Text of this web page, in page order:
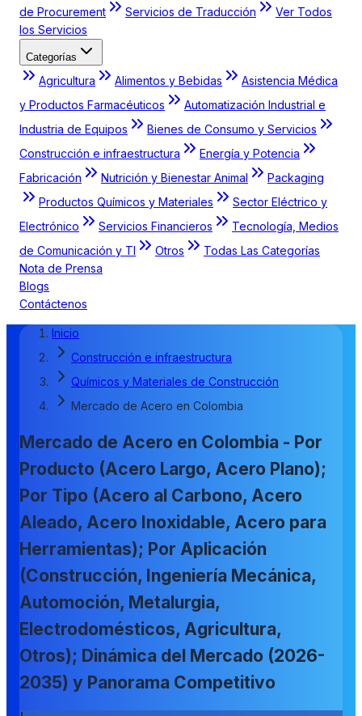
de Procurement
Servicios de Traducción
Ver Todos
los Servicios
Categorías
Agricultura Alimentos y Bebidas
Asistencia Médica
y Productos Farmacéuticos
Automatización Industrial e
Industria de Equipos
Bienes de Consumo y Servicios
Construcción e infraestructura
Energía y Potencia
Fabricación
Nutrición y Bienestar Animal
Packaging
Productos Químicos y Materiales
Sector Eléctrico y
Electrónico
Servicios Financieros
Tecnología, Medios
de Comunicación y TI
Otros
Todas Las Categorías
Nota de Prensa
Blogs
Contáctenos
Inicio
Construcción e infraestructura
Químicos y Materiales de Construcción
Mercado de Acero en Colombia
Mercado de Acero en Colombia - Por
Producto (Acero Largo, Acero Plano);
Por Tipo (Acero al Carbono, Acero
Aleado, Acero Inoxidable, Acero para
Herramientas); Por Aplicación
(Construcción, Ingeniería Mecánica,
Automoción, Metalurgia,
Electrodomésticos, Agricultura,
Otros); Dinámica del Mercado (2026-
2035) y Panorama Competitivo